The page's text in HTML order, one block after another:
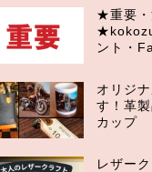
★重要・
ント・
オリジ
す！革
カップ
レザー